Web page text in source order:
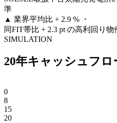
準
▲ 業界平均比 + 2.9 % ・
同FIT帯比 + 2.3 pt の高利回り物
SIMULATION
20年キャッシュフ
0
8
15
20